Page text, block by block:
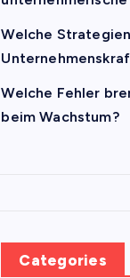
Welche
Welche Fehler
beim Wachstum?
Categories